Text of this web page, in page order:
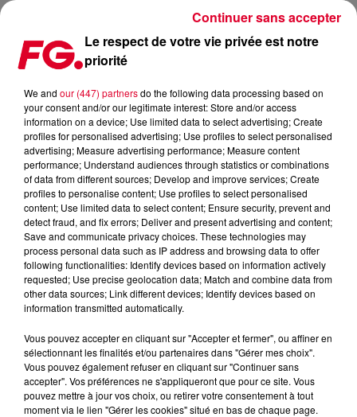
LE COVID-19 POURRAIT CAUSER UNE PERTE DE L’AUDITION
Publié : 22 octobre 2020 à 9h31 par Christophe HUBERT
Le respect de votre vie privée est notre
priorité
We and our (447) partnersdo the following data processing based on
your consent and/or our legitimate interest: Store and/or access
information on a device; Use limited data to select advertising; Create
profiles for personalised advertising; Use profiles to select personalised
advertising; Measure advertising performance; Measure content
performance; Understand audiences through statistics or combinations
of data from different sources; Develop and improve services; Create
profiles to personalise content; Use profiles to select personalised
content; Use limited data to select content; Ensure security, prevent and
detect fraud, and fix errors; Deliver and present advertising and content;
Save and communicate privacy choices. These technologies may
process personal data such as IP address and browsing data to offer
following functionalities: Identify devices based on information actively
requested; Use precise geolocation data; Match and combine data from
other data sources; Link different devices; Identify devices based on
information transmitted automatically.
Vous pouvez accepter en cliquant sur "Accepter et fermer", ou affiner en
sélectionnant les finalités et/ou partenaires dans "Gérer mes choix".
Vous pouvez également refuser en cliquant sur "Continuer sans
accepter". Vos préférences ne s'appliqueront que pour ce site. Vous
pouvez mettre à jour vos choix, ou retirer votre consentement à tout
moment via le lien "Gérer les cookies" situé en bas de chaque page.
Continuer sans accepter